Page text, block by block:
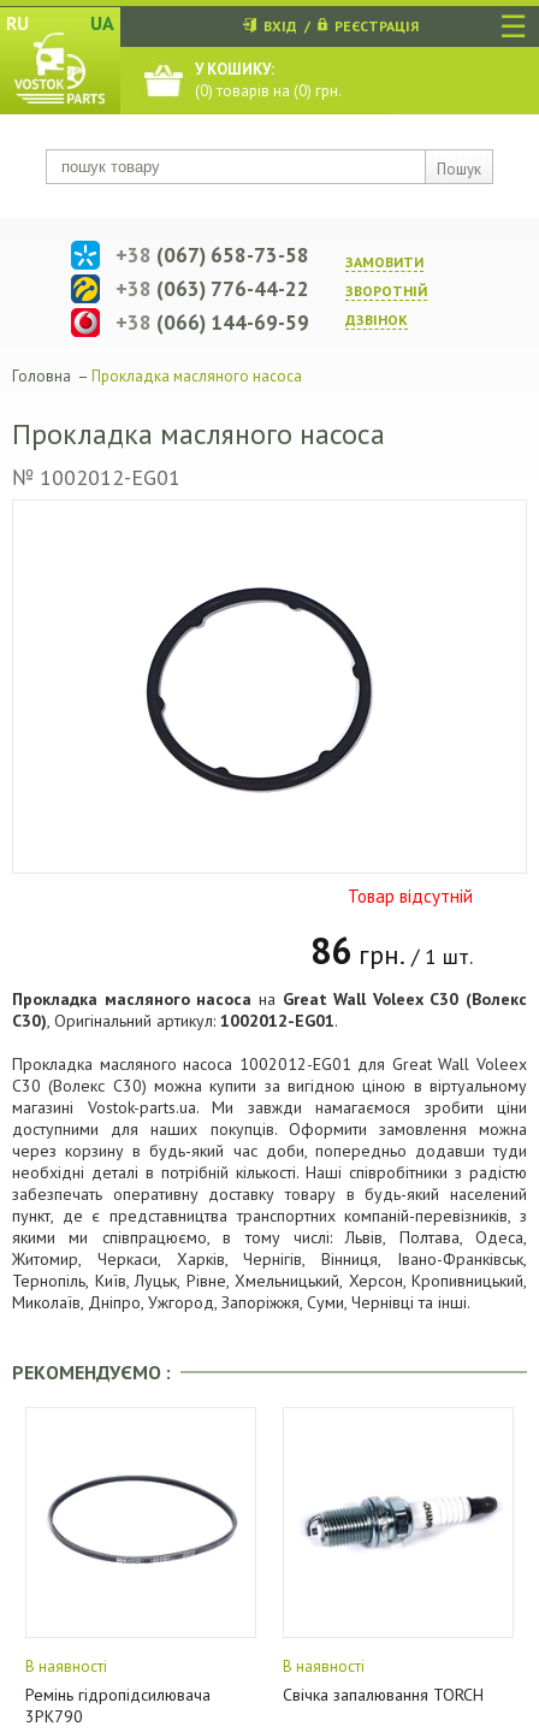
☰
RU UA
Пошук
ВХІД / РЕЄСТРАЦІЯ
У КОШИКУ:
(0) товарів на (0) грн.
ЗАМОВИТИ
ЗВОРОТНIЙ
ДЗВIНОК
+38 (067) 658-73-58
+38 (063) 776-44-22
+38 (066) 144-69-59
Головна – Прокладка масляного насоса
Прокладка масляного насоса
№ 1002012-EG01
Товар відсутній
86 грн. / 1 шт.
Прокладка масляного насоса на Great Wall Voleex C30 (Волекс
C30), Оригінальний артикул: 1002012-EG01.
Прокладка масляного насоса 1002012-EG01 для Great Wall Voleex
C30 (Волекс C30) можна купити за вигідною ціною в віртуальному
магазині Vostok-parts.ua. Ми завжди намагаємося зробити ціни
доступними для наших покупців. Оформити замовлення можна
через корзину в будь-який час доби, попередньо додавши туди
необхідні деталі в потрібній кількості. Наші співробітники з радістю
забезпечать оперативну доставку товару в будь-який населений
пункт, де є представництва транспортних компаній-перевізників, з
якими ми співпрацюємо, в тому числі: Львів, Полтава, Одеса,
Житомир, Черкаси, Харків, Чернігів, Вінниця, Івано-Франківськ,
Тернопіль, Київ, Луцьк, Рівне, Хмельницький, Херсон, Кропивницький,
Миколаїв, Дніпро, Ужгород, Запоріжжя, Суми, Чернівці та інші.
РЕКОМЕНДУЄМО :
В наявності
Ремінь гідропідсилювача
3PK790
В наявності
Свічка запалювання TORCH